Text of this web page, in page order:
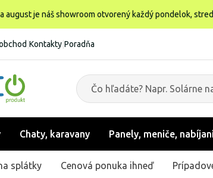
august je náš showroom otvorený každý pondelok,
Kontakty Poradňa
Chaty, karavany Panely, meniče,
splátky Cenová ponuka ihneď